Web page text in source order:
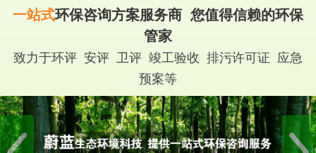
一站式环保咨询方案服务商 您值得信赖的环保
管家
致力于环评 安评 卫评 竣工验收 排污许可证 应急
预案等